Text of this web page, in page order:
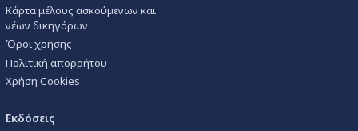
Κάρτα μέλους ασκούμενων και
νέων δικηγόρων
Όροι χρήσης
Πολιτική απορρήτου
Χρήση Cookies
Εκδόσεις